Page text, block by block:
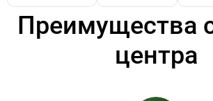
Преимущества
центра